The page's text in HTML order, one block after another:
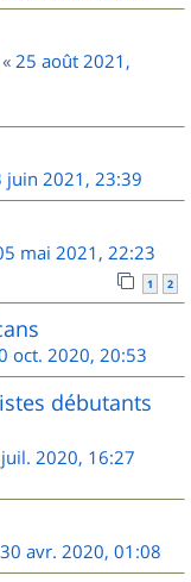
« 25 août 2021,
juin 2021, 23:39
mai 2021, 22:23
1 2
oct. 2020, 20:53
débutants
2020, 16:27
30 avr. 2020, 01:08